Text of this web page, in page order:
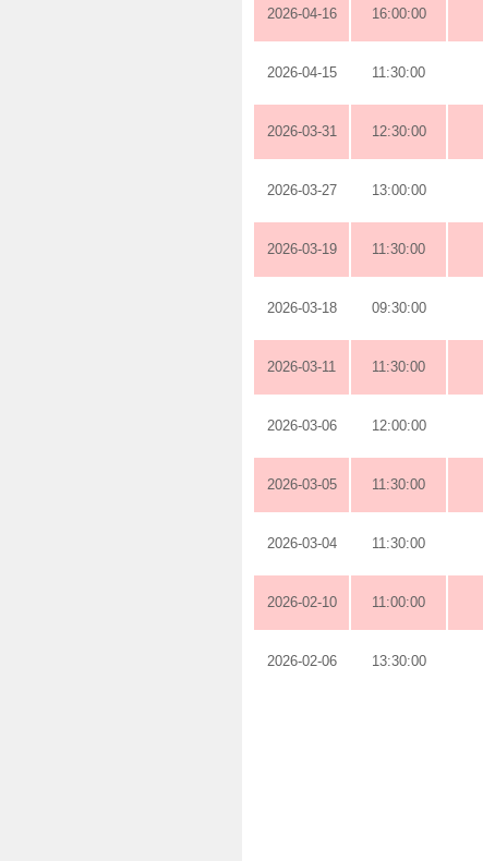
2026-04-16 16:00:00
2026-04-15 11:30:00
2026-03-31 12:30:00
2026-03-27 13:00:00
2026-03-19 11:30:00
2026-03-18 09:30:00
2026-03-11 11:30:00
2026-03-06 12:00:00
2026-03-05 11:30:00
2026-03-04 11:30:00
2026-02-10 11:00:00
2026-02-06 13:30:00